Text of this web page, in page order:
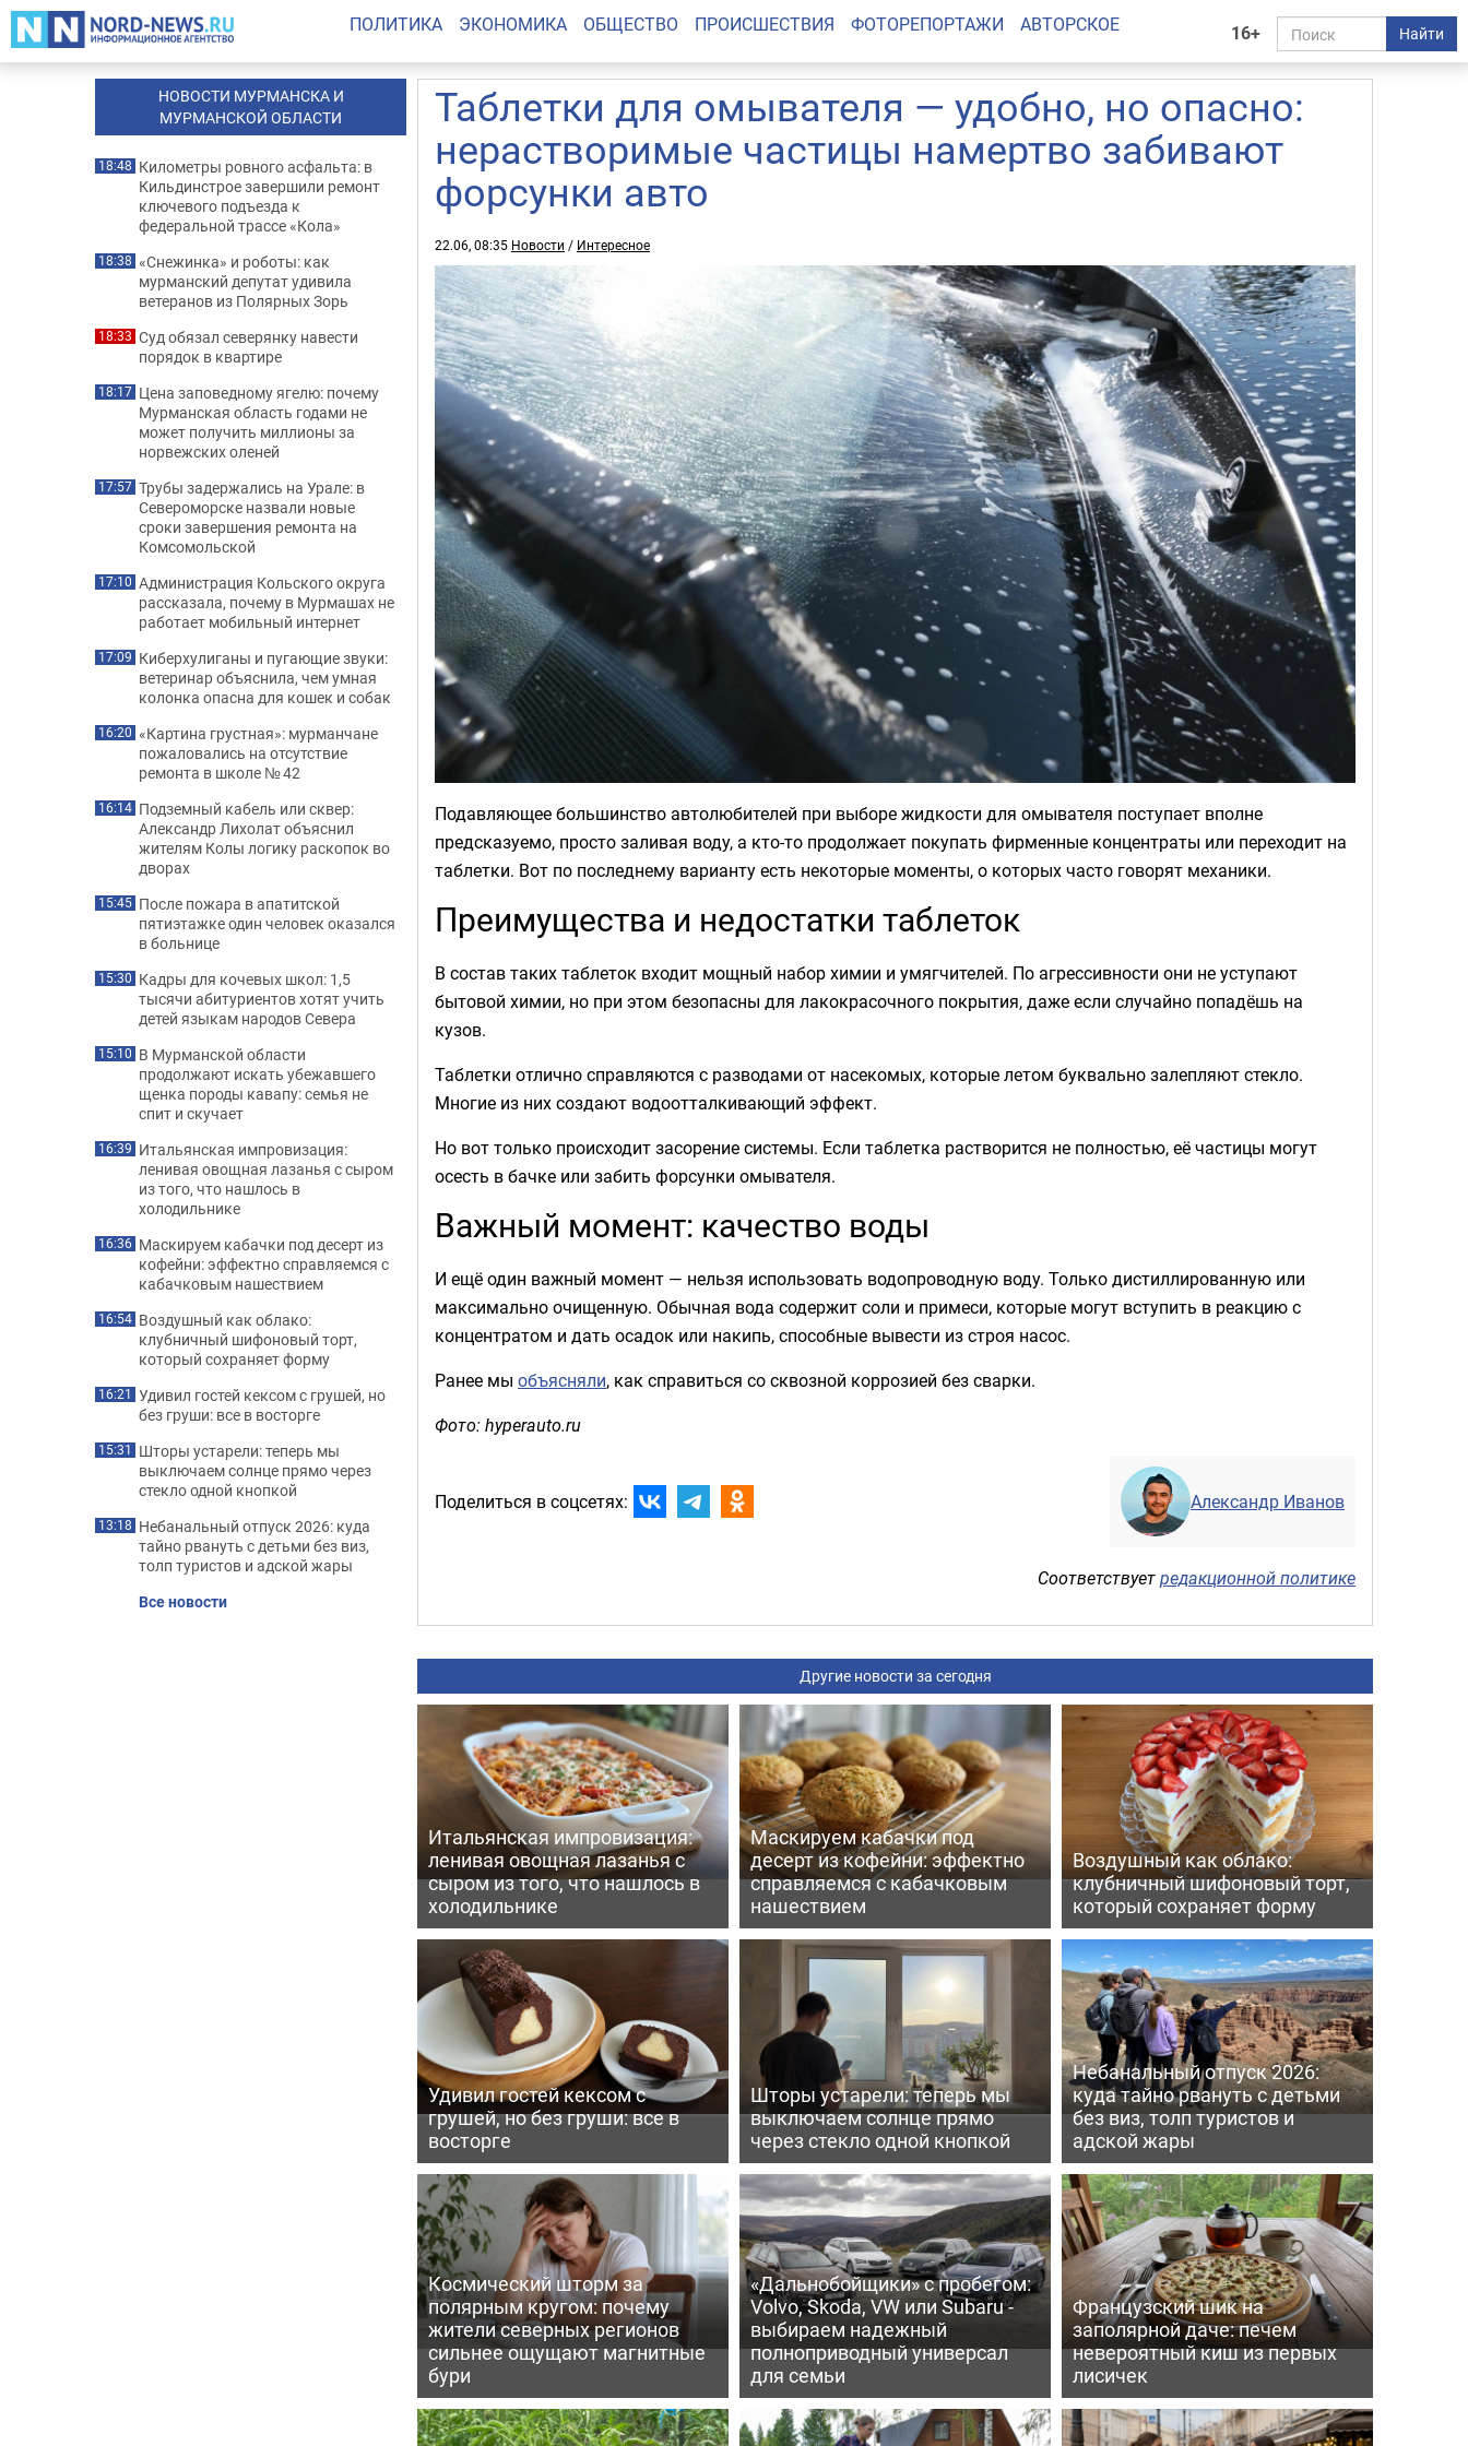
16+ Найти
ПОЛИТИКА ЭКОНОМИКА ОБЩЕСТВО ПРОИСШЕСТВИЯ ФОТОРЕПОРТАЖИ АВТОРСКОЕ
Таблетки для омывателя — удобно, но опасно:
нерастворимые частицы намертво забивают
форсунки авто
22.06, 08:35 Новости / Интересное
Подавляющее большинство автолюбителей при выборе жидкости для омывателя поступает вполне
предсказуемо, просто заливая воду, а кто-то продолжает покупать фирменные концентраты или переходит на
таблетки. Вот по последнему варианту есть некоторые моменты, о которых часто говорят механики.
Преимущества и недостатки таблеток
В состав таких таблеток входит мощный набор химии и умягчителей. По агрессивности они не уступают
бытовой химии, но при этом безопасны для лакокрасочного покрытия, даже если случайно попадёшь на
кузов.
Таблетки отлично справляются с разводами от насекомых, которые летом буквально залепляют стекло.
Многие из них создают водоотталкивающий эффект.
Но вот только происходит засорение системы. Если таблетка растворится не полностью, её частицы могут
осесть в бачке или забить форсунки омывателя.
Важный момент: качество воды
И ещё один важный момент — нельзя использовать водопроводную воду. Только дистиллированную или
максимально очищенную. Обычная вода содержит соли и примеси, которые могут вступить в реакцию с
концентратом и дать осадок или накипь, способные вывести из строя насос.
Ранее мы объясняли, как справиться со сквозной коррозией без сварки.
Фото: hyperauto.ru
Поделиться в соцсетях: Александр Иванов
Соответствуетредакционной политике
Другие новости за сегодня
Итальянская импровизация:
ленивая овощная лазанья с
сыром из того, что нашлось в
холодильнике
Маскируем кабачки под
десерт из кофейни: эффектно
справляемся с кабачковым
нашествием
Воздушный как облако:
клубничный шифоновый торт,
который сохраняет форму
Удивил гостей кексом с
грушей, но без груши: все в
восторге
Шторы устарели: теперь мы
выключаем солнце прямо
через стекло одной кнопкой
Небанальный отпуск 2026:
куда тайно рвануть с детьми
без виз, толп туристов и
адской жары
Космический шторм за
полярным кругом: почему
жители северных регионов
сильнее ощущают магнитные
бури
«Дальнобойщики» с пробегом:
Volvo, Skoda, VW или Subaru -
выбираем надежный
полноприводный универсал
для семьи
Французский шик на
заполярной даче: печем
невероятный киш из первых
лисичек
НОВОСТИ МУРМАНСКА И
МУРМАНСКОЙ ОБЛАСТИ
18:48 Километры ровного асфальта: в
Кильдинстрое завершили ремонт
ключевого подъезда к
федеральной трассе «Кола»
18:38 «Снежинка» и роботы: как
мурманский депутат удивила
ветеранов из Полярных Зорь
18:33 Суд обязал северянку навести
порядок в квартире
18:17 Цена заповедному ягелю: почему
Мурманская область годами не
может получить миллионы за
норвежских оленей
17:57 Трубы задержались на Урале: в
Североморске назвали новые
сроки завершения ремонта на
Комсомольской
17:10 Администрация Кольского округа
рассказала, почему в Мурмашах не
работает мобильный интернет
17:09 Киберхулиганы и пугающие звуки:
ветеринар объяснила, чем умная
колонка опасна для кошек и собак
16:20 «Картина грустная»: мурманчане
пожаловались на отсутствие
ремонта в школе № 42
16:14 Подземный кабель или сквер:
Александр Лихолат объяснил
жителям Колы логику раскопок во
дворах
15:45 После пожара в апатитской
пятиэтажке один человек оказался
в больнице
15:30 Кадры для кочевых школ: 1,5
тысячи абитуриентов хотят учить
детей языкам народов Севера
15:10 В Мурманской области
продолжают искать убежавшего
щенка породы кавапу: семья не
спит и скучает
16:39 Итальянская импровизация:
ленивая овощная лазанья с сыром
из того, что нашлось в
холодильнике
16:36 Маскируем кабачки под десерт из
кофейни: эффектно справляемся с
кабачковым нашествием
16:54 Воздушный как облако:
клубничный шифоновый торт,
который сохраняет форму
16:21 Удивил гостей кексом с грушей, но
без груши: все в восторге
15:31 Шторы устарели: теперь мы
выключаем солнце прямо через
стекло одной кнопкой
13:18 Небанальный отпуск 2026: куда
тайно рвануть с детьми без виз,
толп туристов и адской жары
Все новости